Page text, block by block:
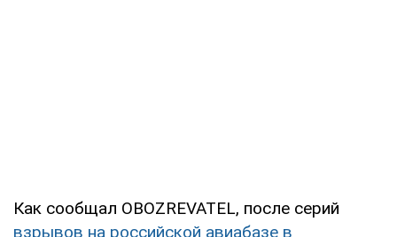
Как сообщал OBOZREVATEL, после серий
взрывов на российской авиабазе в